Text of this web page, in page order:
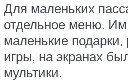
Для маленьких
отдельное меню.
маленькие
игры, на экранах
мультики.